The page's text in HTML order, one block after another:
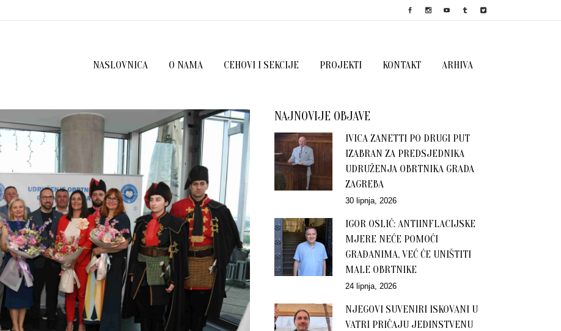
NASLOVNICA O NAMA CEHOVI I SEKCIJE PROJEKTI KONTAKT ARHIVA
NAJNOVIJE OBJAVE
IVICA ZANETTI PO DRUGI PUT
IZABRAN ZA PREDSJEDNIKA
UDRUŽENJA OBRTNIKA GRADA
ZAGREBA
30 lipnja, 2026
IGOR OSLIĆ: ANTIINFLACIJSKE
MJERE NEĆE POMOĆI
GRAĐANIMA, VEĆ ĆE UNIŠTITI
MALE OBRTNIKE
24 lipnja, 2026
NJEGOVI SUVENIRI ISKOVANI U
VATRI PRIČAJU JEDINSTVENU